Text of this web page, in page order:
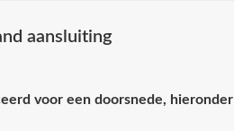
aansluiting
voor een doorsnede, hieronder